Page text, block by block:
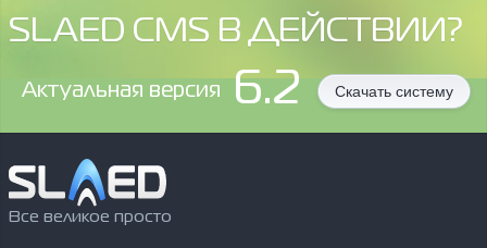
SLAED CMS В ДЕЙСТВИИ?
Aктуальная версия 6.2 Скачать систему
Все великое просто